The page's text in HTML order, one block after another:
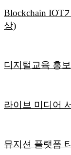
Blockchain IOT
상)
디지털교육 홍
라이브 미디어
뮤지션 플랫폼